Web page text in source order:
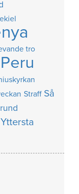
tro
Peru
Straff Så
Yttersta